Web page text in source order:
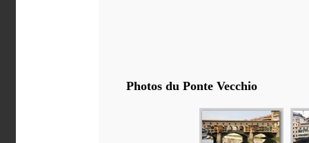
Photos du Ponte Vecchio